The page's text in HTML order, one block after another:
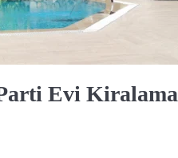
Evi Kiralama